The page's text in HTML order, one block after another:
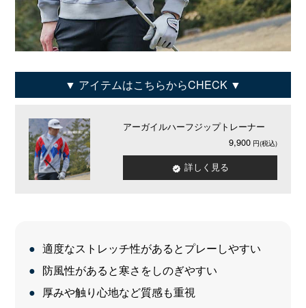
アイテムはこちらからCHECK
アーガイルハーフジップトレーナー
9,900
詳しく見る
適度なストレッチ性があるとプレーしやすい
防風性があると寒さをしのぎやすい
厚みや触り心地など質感も重視